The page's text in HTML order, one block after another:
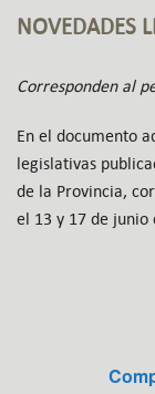
NOVEDADES
Corresponden al
En el documento
legislativas
de la Provincia,
el 13 y 17 de junio